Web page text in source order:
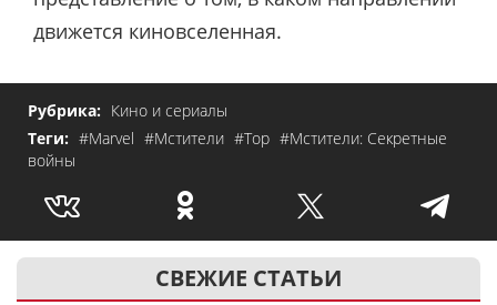
движется киновселенная.
Рубрика: Кино и сериалы
Теги: #Marvel #Мстители #Тор #Мстители: Секретные
войны
СВЕЖИЕ СТАТЬИ